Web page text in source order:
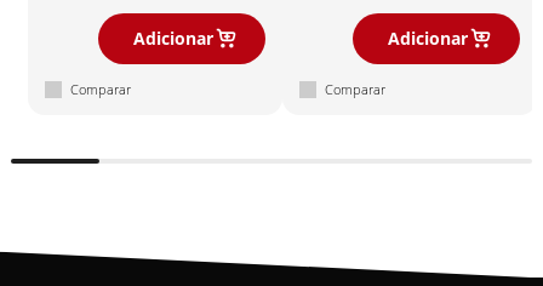
Adicionar
Comparar
Adicionar
Comparar